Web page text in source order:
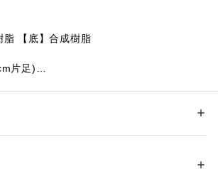
脂 【底】合成樹脂
片足)
ョン性を実現
ニック クロッグに、スポーティーなスト
プ）